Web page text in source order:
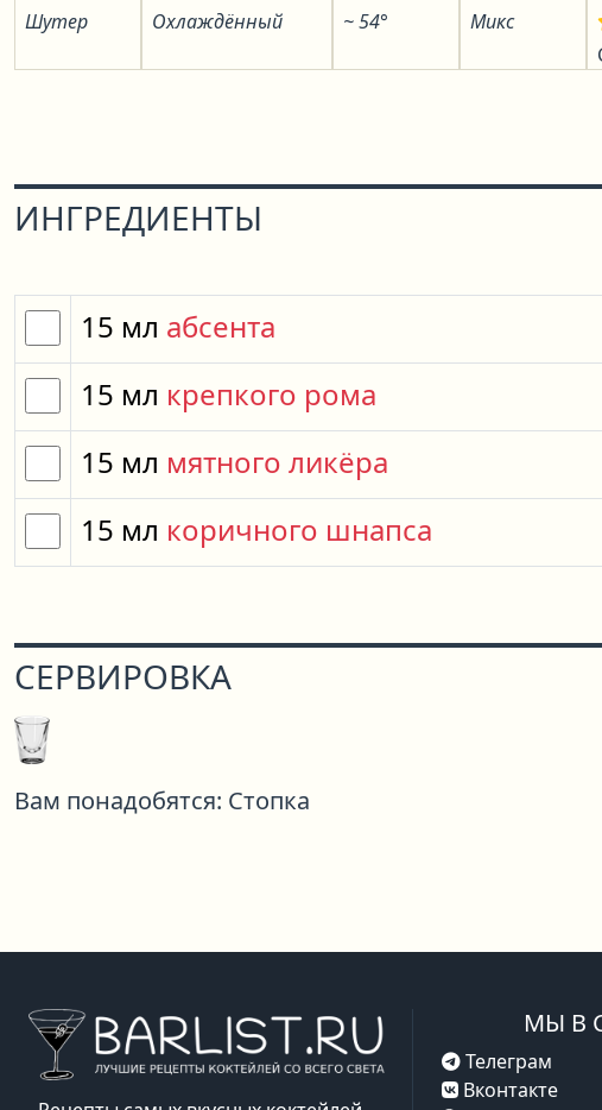
Шутер
Охлаждённый
~ 54°
Микс
ИНГРЕДИЕНТЫ
15 мл абсента
15 мл крепкого рома
15 мл мятного ликёра
15 мл коричного шнапса
СЕРВИРОВКА
Вам понадобятся: Стопка
МЫ В
Телеграм
Вконтакте